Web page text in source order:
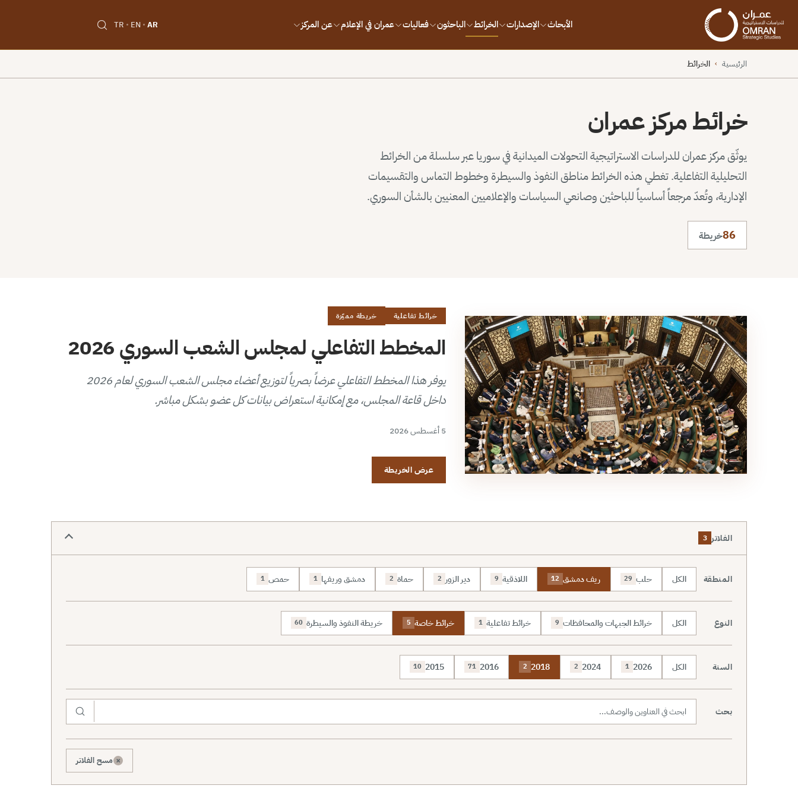
الأبحاث الإصدارات الخرائط الباحثون فعاليات عمران في الإعلام عن المركز AR
EN
TR
الرئيسية › الخرائط
خرائط مركز عمران
يوثّق مركز عمران للدراسات الاستراتيجية التحولات الميدانية في سوريا عبر سلسلة من الخرائط
التحليلية التفاعلية. تغطي هذه الخرائط مناطق النفوذ والسيطرة وخطوط التماس والتقسيمات
الإدارية، وتُعدّ مرجعاً أساسياً للباحثين وصانعي السياسات والإعلاميين المعنيين بالشأن السوري.
86خريطة
خرائط تفاعلية خريطة مميّزة
المخطط التفاعلي لمجلس الشعب السوري 2026
يوفر هذا المخطط التفاعلي عرضاً بصرياً لتوزيع أعضاء مجلس الشعب السوري لعام 2026
داخل قاعة المجلس، مع إمكانية استعراض بيانات كل عضو بشكل مباشر.
5 أغسطس 2026
عرض الخريطة
الفلاتر 3
المنطقة الكل حلب 29 ريف دمشق 12 اللاذقية 9 دير الزور 2 حماة 2 دمشق وريفها 1 حمص 1
النوع الكل خرائط الجبهات والمحافظات 9 خرائط تفاعلية 1 خرائط خاصة 5 خريطة النفوذ والسيطرة 60
السنة الكل 2026
1
2024
2
2018
2
2016
71
2015
10
بحث
× مسح الفلاتر